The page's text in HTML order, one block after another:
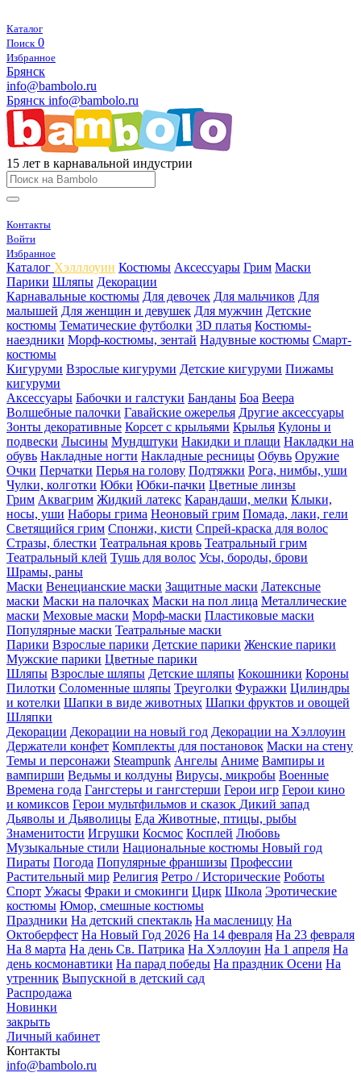
Каталог
Поиск 0
Избранное
Брянск
info@bambolo.ru
Брянск info@bambolo.ru
15 лет в карнавальной индустрии
Контакты
Войти
Избранное
Каталог Хэлллоуин Костюмы Аксессуары Грим Маски
Парики Шляпы Декорации
Карнавальные костюмы Для девочек Для мальчиков Для
малышей Для женщин и девушек Для мужчин Детские
костюмы Тематические футболки 3D платья Костюмы-
наездники Морф-костюмы, зентай Надувные костюмы Смарт-
костюмы
Кигуруми Взрослые кигуруми Детские кигуруми Пижамы
кигуруми
Аксессуары Бабочки и галстуки Банданы Боа Веера
Волшебные палочки Гавайские ожерелья Другие аксессуары
Зонты декоративные Корсет с крыльями Крылья Кулоны и
подвески Лысины Мундштуки Накидки и плащи Накладки на
обувь Накладные ногти Накладные ресницы Обувь Оружие
Очки Перчатки Перья на голову Подтяжки Рога, нимбы, уши
Чулки, колготки Юбки Юбки-пачки Цветные линзы
Грим Аквагрим Жидкий латекс Карандаши, мелки Клыки,
носы, уши Наборы грима Неоновый грим Помада, лаки, гели
Светящийся грим Спонжи, кисти Спрей-краска для волос
Стразы, блестки Театральная кровь Театральный грим
Театральный клей Тушь для волос Усы, бороды, брови
Шрамы, раны
Маски Венецианские маски Защитные маски Латексные
маски Маски на палочках Маски на пол лица Металлические
маски Меховые маски Морф-маски Пластиковые маски
Популярные маски Театральные маски
Парики Взрослые парики Детские парики Женские парики
Мужские парики Цветные парики
Шляпы Взрослые шляпы Детские шляпы Кокошники Короны
Пилотки Соломенные шляпы Треуголки Фуражки Цилиндры
и котелки Шапки в виде животных Шапки фруктов и овощей
Шляпки
Декорации Декорации на новый год Декорации на Хэллоуин
Держатели конфет Комплекты для постановок Маски на стену
Темы и персонажи Steampunk Ангелы Аниме Вампиры и
вампирши Ведьмы и колдуны Вирусы, микробы Военные
Времена года Гангстеры и гангстерши Герои игр Герои кино
и комиксов Герои мультфильмов и сказок Дикий запад
Дьяволы и Дьяволицы Еда Животные, птицы, рыбы
Знаменитости Игрушки Космос Косплей Любовь
Музыкальные стили Национальные костюмы Новый год
Пираты Погода Популярные франшизы Профессии
Растительный мир Религия Ретро / Исторические Роботы
Спорт Ужасы Фраки и смокинги Цирк Школа Эротические
костюмы Юмор, смешные костюмы
Праздники На детский спектакль На масленицу На
Октоберфест На Новый Год 2026 На 14 февраля На 23 февраля
На 8 марта На день Св. Патрика На Хэллоуин На 1 апреля На
день космонавтики На парад победы На праздник Осени На
утренник Выпускной в детский сад
Распродажа
Новинки
закрыть
Личный кабинет
Контакты
info@bambolo.ru